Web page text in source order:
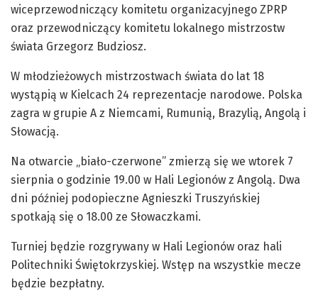
wiceprzewodniczący komitetu organizacyjnego ZPRP
oraz przewodniczący komitetu lokalnego mistrzostw
świata Grzegorz Budziosz.
W młodzieżowych mistrzostwach świata do lat 18
wystąpią w Kielcach 24 reprezentacje narodowe. Polska
zagra w grupie A z Niemcami, Rumunią, Brazylią, Angolą i
Słowacją.
Na otwarcie „biało-czerwone” zmierzą się we wtorek 7
sierpnia o godzinie 19.00 w Hali Legionów z Angolą. Dwa
dni później podopieczne Agnieszki Truszyńskiej
spotkają się o 18.00 ze Słowaczkami.
Turniej będzie rozgrywany w Hali Legionów oraz hali
Politechniki Świętokrzyskiej. Wstęp na wszystkie mecze
będzie bezpłatny.